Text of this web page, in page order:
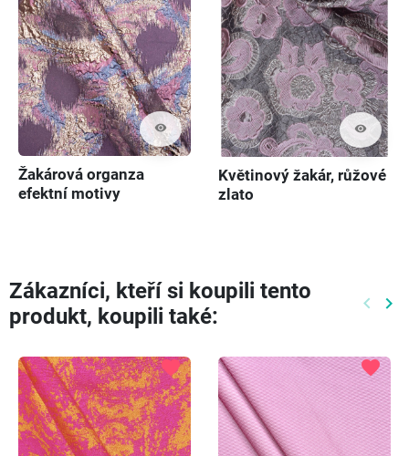
visibility
Žakárová organza
efektní motivy
visibility
Květinový žakár, růžové
zlato
Zákazníci, kteří si koupili tento
produkt, koupili také:
keyboard_arrow_left keyboard_arrow_right
favorite favorite